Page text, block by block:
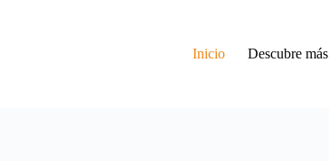
Inicio
Descubre más